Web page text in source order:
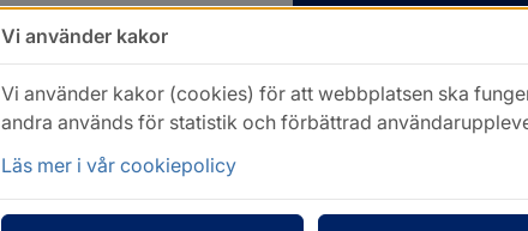
Vi använder kakor
Vi använder kakor (cookies) för att webbplatsen ska
andra används för statistik och förbättrad
Läs mer i vår cookiepolicy